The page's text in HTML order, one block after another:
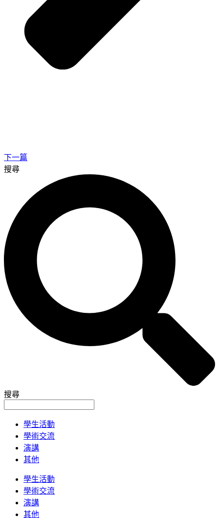
下一篇
搜尋
搜尋
學生活動
學術交流
演講
其他
學生活動
學術交流
演講
其他